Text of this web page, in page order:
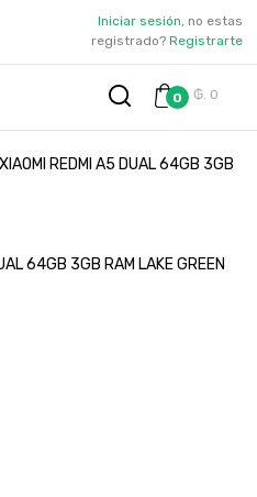
Iniciar sesión, no estas
registrado? Registrarte
0 ₲. 0
REDMI A5 DUAL 64GB 3GB